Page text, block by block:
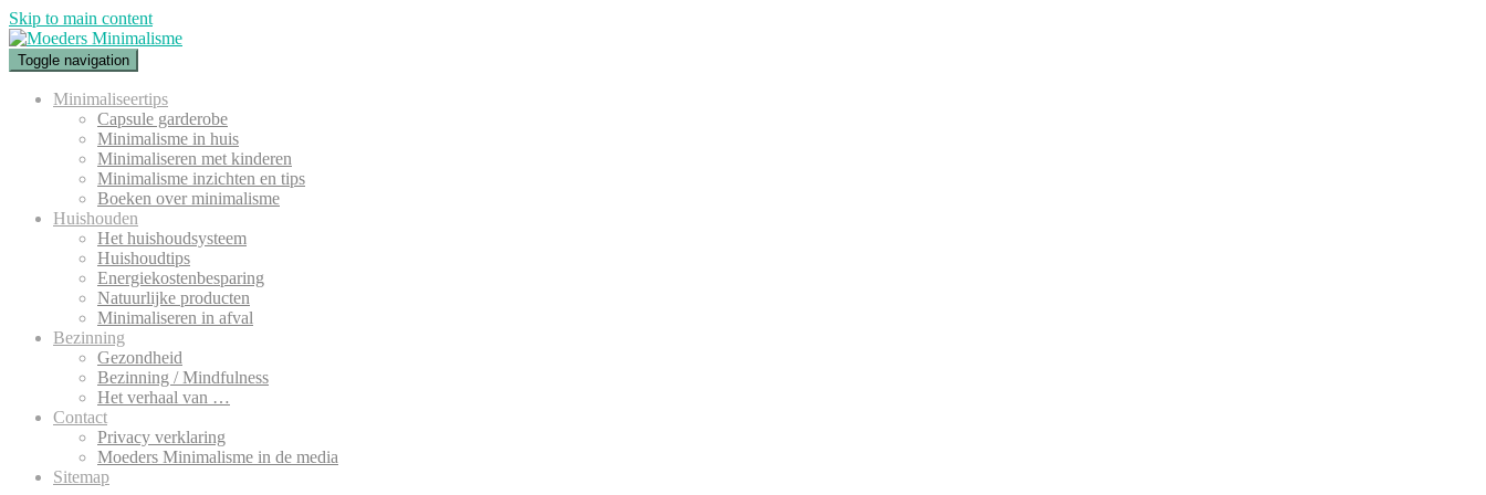
Skip to main content
Toggle navigation
Minimaliseertips
Capsule garderobe
Minimalisme in huis
Minimaliseren met kinderen
Minimalisme inzichten en tips
Boeken over minimalisme
Huishouden
Het huishoudsysteem
Huishoudtips
Energiekostenbesparing
Natuurlijke producten
Minimaliseren in afval
Bezinning
Gezondheid
Bezinning / Mindfulness
Het verhaal van …
Contact
Privacy verklaring
Moeders Minimalisme in de media
Sitemap